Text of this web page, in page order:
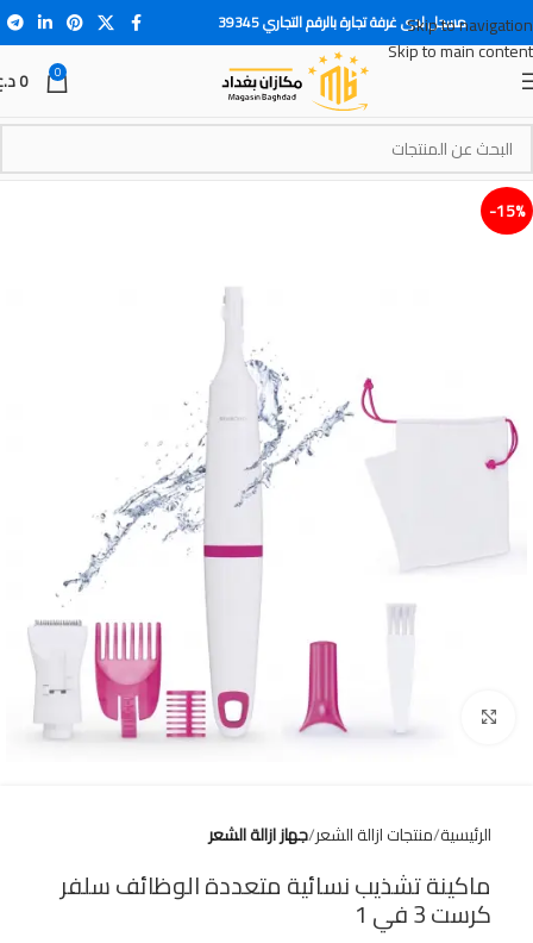
Skip to navigation
Skip to main content
مسجل لدى غرفة تجارة بالرقم التجاري 39345
0
0
15%-
الرئيسية منتجات ازالة الشعر جهاز ازالة الشعر
ماكينة تشذيب نسائية متعددة الوظائف سلفر
كرست 3 في 1